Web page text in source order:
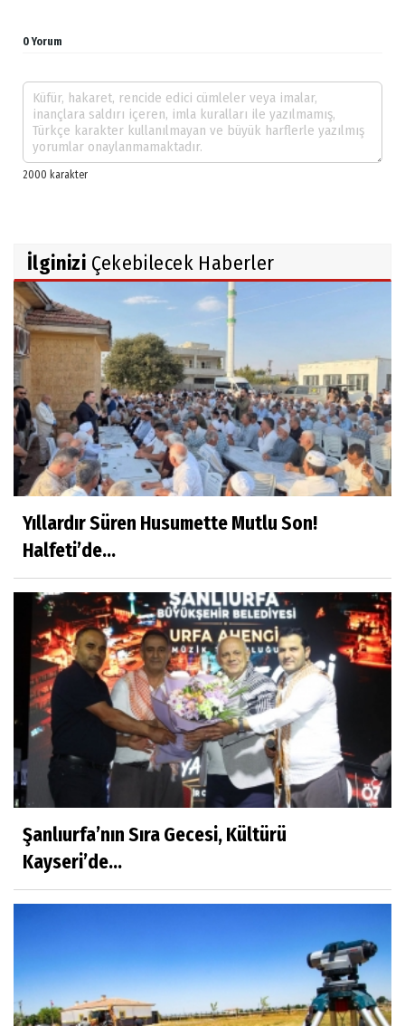
0 Yorum
İlginizi Çekebilecek Haberler
Yıllardır Süren Husumette Mutlu Son!
Halfeti’de...
Şanlıurfa’nın Sıra Gecesi, Kültürü
Kayseri’de...